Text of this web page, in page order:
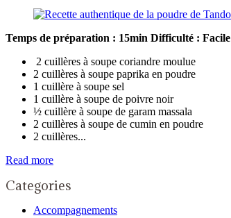
Temps de préparation : 15min Difficulté : Facile
2 cuillères à soupe coriandre moulue
2 cuillères à soupe paprika en poudre
1 cuillère à soupe sel
1 cuillère à soupe de poivre noir
½ cuillère à soupe de garam massala
2 cuillères à soupe de cumin en poudre
2 cuillères...
Read more
Categories
Accompagnements